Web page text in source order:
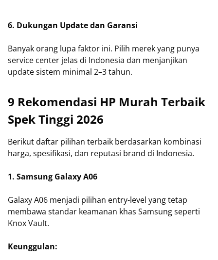
6. Dukungan Update dan Garansi
Banyak orang lupa faktor ini. Pilih merek yang punya
service center jelas di Indonesia dan menjanjikan
update sistem minimal 2–3 tahun.
9 Rekomendasi HP Murah Terbaik
Spek Tinggi 2026
Berikut daftar pilihan terbaik berdasarkan kombinasi
harga, spesifikasi, dan reputasi brand di Indonesia.
1. Samsung Galaxy A06
Galaxy A06 menjadi pilihan entry-level yang tetap
membawa standar keamanan khas Samsung seperti
Knox Vault.
Keunggulan: